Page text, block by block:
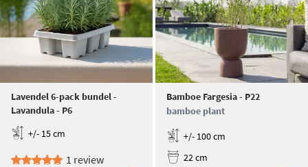
Lavendel 6-pack bundel -
Lavandula - P6
+/- 15 cm
1 review
Bamboe Fargesia - P22
bamboe plant
+/- 100 cm
22 cm